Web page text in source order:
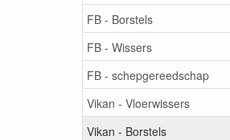
FB - Borstels
FB - Wissers
FB - schepgereedschap
Vikan - Vloerwissers
Vikan - Borstels